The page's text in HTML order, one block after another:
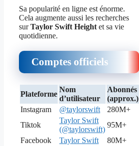
Sa popularité en ligne est énorme.
Cela augmente aussi les recherches
surTaylor Swift Height et sa vie
quotidienne.
Comptes officiels
Plateforme
Nom
d’utilisateur
Abonnés
(approx.)
Instagram
@taylorswift
280M+
Tiktok
Taylor Swift
(@taylorswift)
95M+
Facebook
Taylor Swift
80M+